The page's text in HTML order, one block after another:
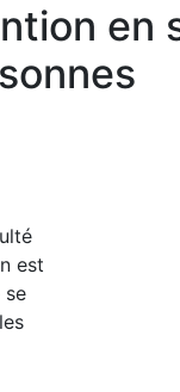
en
est
se